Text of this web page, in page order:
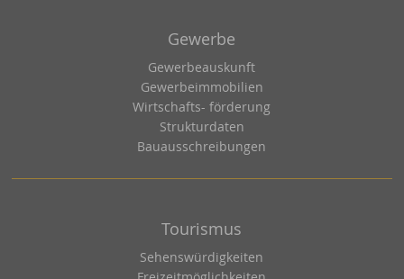
Gewerbe
Gewerbeauskunft
Gewerbeimmobilien
Wirtschafts- förderung
Strukturdaten
Bauausschreibungen
Tourismus
Sehenswürdigkeiten